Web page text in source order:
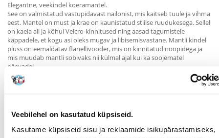
Veebilehel on kasutatud küpsiseid.
Kasutame küpsiseid sisu ja reklaamide isikupärastamiseks,
Elegantne, veekindel koeramantel.
See on valmistatud vastupidavast nailonist, mis kaitseb tuule ja vihma
eest. Mantel on must ja krae on kaunistatud stiilse ruudukesega. Sellel
on kaela all ja kõhul Velcro-kinnitused ning aasad tagumistele
käppadele, et kogu asi oleks mugav ja libisemisvastane. Mantli kindel
pluss on eemaldatav flanellivooder, mis on kinnitatud nööpidega ja
mis muudab mantli sobivaks nii külmal ajal kui ka soojematel
päevadel.
Masinpesukõlblik, kuni 30*.
Ümbermõõt:45 - 65 cm
nt Foxterjer, Lhasa Apso, Šoti terjer, Toy Schnauzer, Walesi terjer.